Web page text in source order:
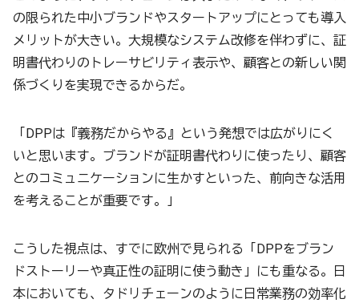
の限られた中小ブランドやスタートアップにとっても導入
メリットが大きい。大規模なシステム改修を伴わずに、証
明書代わりのトレーサビリティ表示や、顧客との新しい関
係づくりを実現できるからだ。
「DPPは『義務だからやる』という発想では広がりにく
いと思います。ブランドが証明書代わりに使ったり、顧客
とのコミュニケーションに生かすといった、前向きな活用
を考えることが重要です。」
こうした視点は、すでに欧州で見られる「DPPをブラン
ドストーリーや真正性の証明に使う動き」にも重なる。日
本においても、タドリチェーンのように日常業務の効率化